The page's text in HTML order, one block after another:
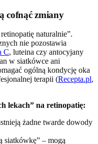
cofnąć zmiany
naturalnie”.
nie pozostawia
C, luteina czy antocyjany
w siatkówce ani
ogólną kondycję oka
terapii (Recepta.pl,
lekach” na retinopatię:
żadne twarde dowody
siatkówkę” – mogą